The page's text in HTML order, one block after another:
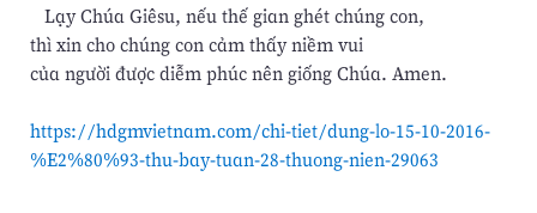
Lạy Chúa Giêsu, nếu thế gian ghét chúng con,
thì xin cho chúng con cảm thấy niềm vui
của người được diễm phúc nên giống Chúa. Amen.
https://hdgmvietnam.com/chi-tiet/dung-lo-15-10-2016-
%E2%80%93-thu-bay-tuan-28-thuong-nien-29063